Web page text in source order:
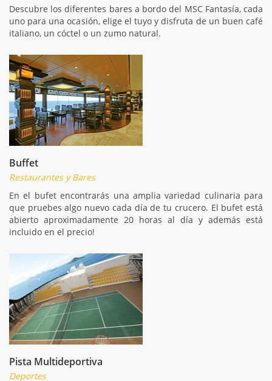
Descubre los diferentes bares a bordo del MSC Fantasía, cada
uno para una ocasión, elige el tuyo y disfruta de un buen café
italiano, un cóctel o un zumo natural.
Buffet
Restaurantes y Bares
En el bufet encontrarás una amplia variedad culinaria para
que pruebes algo nuevo cada día de tu crucero. El bufet está
abierto aproximadamente 20 horas al día y además está
incluido en el precio!
Pista Multideportiva
Deportes